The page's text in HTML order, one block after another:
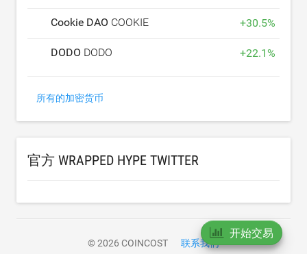
Cookie DAO COOKIE +30.5%
DODO DODO +22.1%
所有的加密货币
官方 WRAPPED HYPE TWITTER
© 2026 COINCOST 联系我们
开始交易